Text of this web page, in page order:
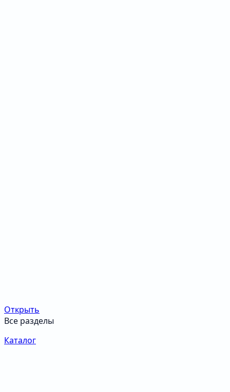
Открыть
Все разделы
Каталог